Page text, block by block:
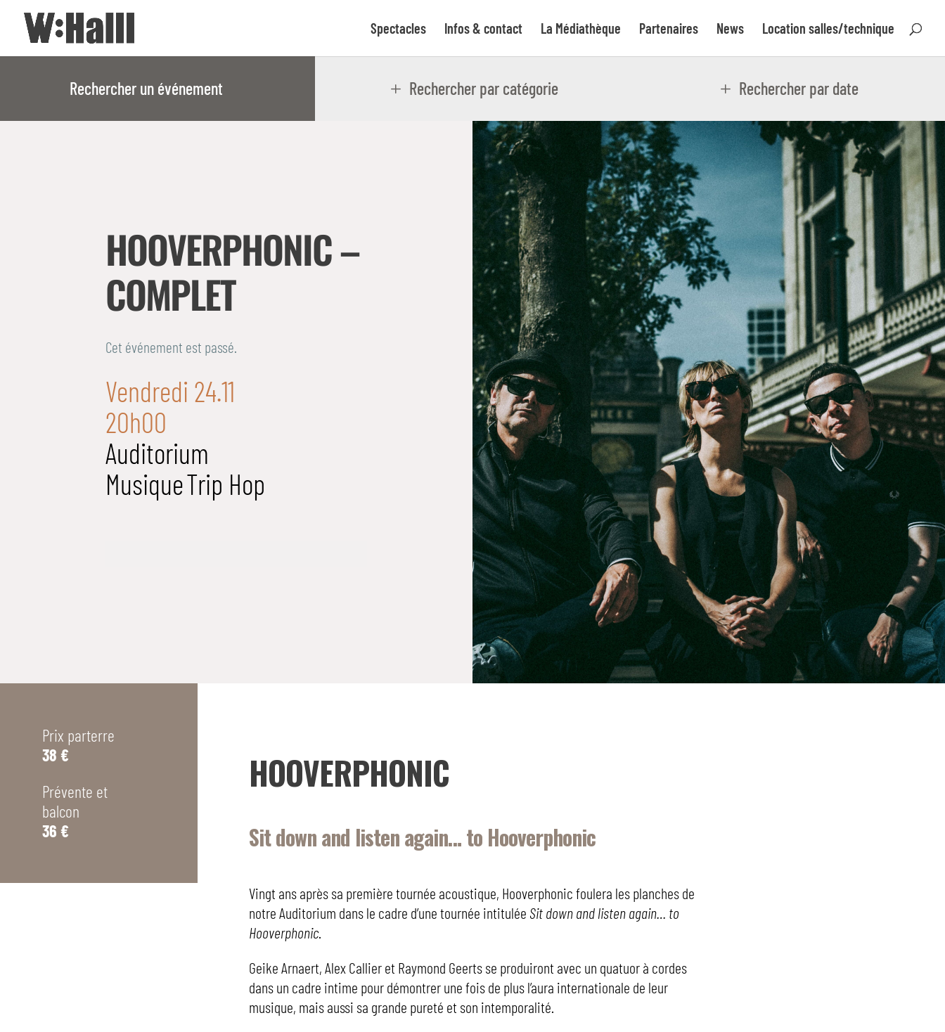
Spectacles Infos & contact La Médiathèque Partenaires News Location salles/technique
Rechercher un événement Rechercher par catégorie Rechercher par date
HOOVERPHONIC –
COMPLET
Cet événement est passé.
Vendredi 24.11
20h00
Auditorium
MusiqueTrip Hop
Prix parterre
38 €
Prévente et
balcon
36 €
HOOVERPHONIC
Sit down and listen again… to Hooverphonic
Vingt ans après sa première tournée acoustique, Hooverphonic foulera les planches de
notre Auditorium dans le cadre d’une tournée intitulée Sit down and listen again… to
Hooverphonic
Geike Arnaert, Alex Callier et Raymond Geerts se produiront avec un quatuor à cordes
dans un cadre intime pour démontrer une fois de plus l’aura internationale de leur
musique, mais aussi sa grande pureté et son intemporalité.